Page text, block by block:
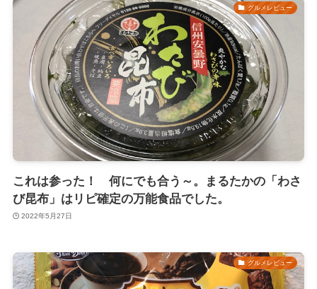
グルメレビュー
これは参った！ 何にでも合う～。まるたかの「わさ
び昆布」はリピ確定の万能食品でした。
2022年5月27日
グルメレビュー